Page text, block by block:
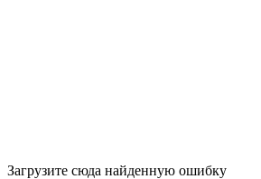
Загрузите сюда найденную ошибку